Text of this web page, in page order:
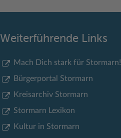
Weiterführende Links
Mach Dich stark für Stormarn!
Bürgerportal Stormarn
Kreisarchiv Stormarn
Stormarn Lexikon
Kultur in Stormarn